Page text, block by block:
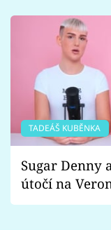
TADEÁŠ KUBĚNKA
Sugar Denny
útočí na
Proč je podle